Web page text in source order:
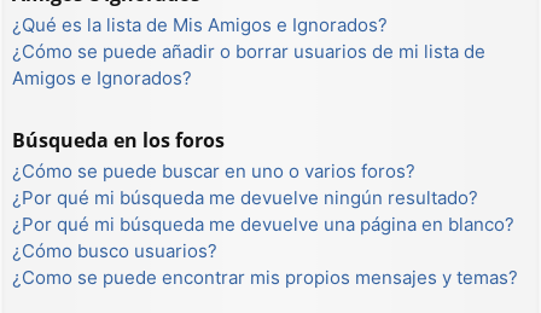
¿Qué es la lista de Mis Amigos e Ignorados?
¿Cómo se puede añadir o borrar usuarios de mi lista de
Amigos e Ignorados?
Búsqueda en los foros
¿Cómo se puede buscar en uno o varios foros?
¿Por qué mi búsqueda me devuelve ningún resultado?
¿Por qué mi búsqueda me devuelve una página en blanco?
¿Cómo busco usuarios?
¿Como se puede encontrar mis propios mensajes y temas?